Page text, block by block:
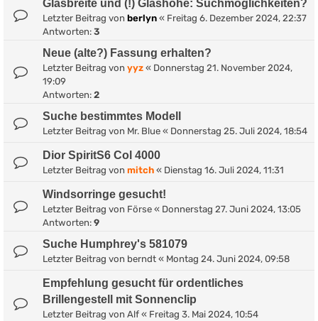
Glasbreite und (!) Glashöhe: Suchmöglichkeiten?
Letzter Beitrag von berlyn « Freitag 6. Dezember 2024, 22:37
Antworten: 3
Neue (alte?) Fassung erhalten?
Letzter Beitrag von yyz « Donnerstag 21. November 2024,
19:09
Antworten: 2
Suche bestimmtes Modell
Letzter Beitrag von Mr. Blue « Donnerstag 25. Juli 2024, 18:54
Dior SpiritS6 Col 4000
Letzter Beitrag von mitch « Dienstag 16. Juli 2024, 11:31
Windsorringe gesucht!
Letzter Beitrag von Förse « Donnerstag 27. Juni 2024, 13:05
Antworten: 9
Suche Humphrey's 581079
Letzter Beitrag von berndt « Montag 24. Juni 2024, 09:58
Empfehlung gesucht für ordentliches
Brillengestell mit Sonnenclip
Letzter Beitrag von Alf « Freitag 3. Mai 2024, 10:54